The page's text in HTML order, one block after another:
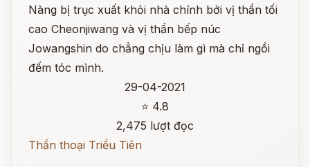
Nàng bị trục xuất khỏi nhà chính bởi vị thần tối
cao Cheonjiwang và vị thần bếp núc
Jowangshin do chẳng chịu làm gì mà chỉ ngồi
đếm tóc mình.
29-04-2021
⭐ 4.8
2,475 lượt đọc
Thần thoại Triều Tiên